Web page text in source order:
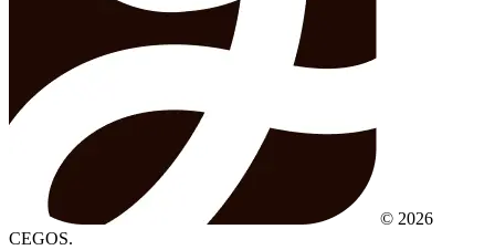
© 2026
CEGOS.